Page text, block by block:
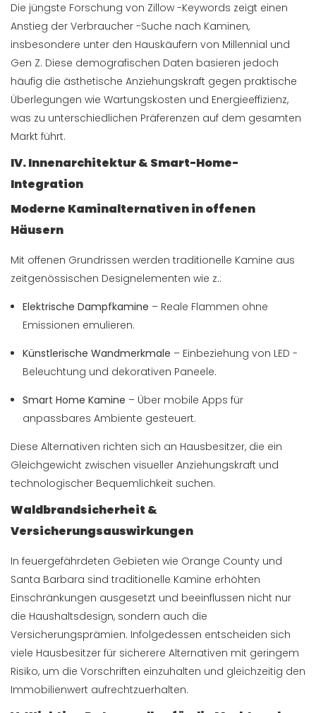
Die jüngste Forschung von Zillow -Keywords zeigt einen
Anstieg der Verbraucher -Suche nach Kaminen,
insbesondere unter den Hauskäufern von Millennial und
Gen Z. Diese demografischen Daten basieren jedoch
häufig die ästhetische Anziehungskraft gegen praktische
Überlegungen wie Wartungskosten und Energieeffizienz,
was zu unterschiedlichen Präferenzen auf dem gesamten
Markt führt.
IV. Innenarchitektur & Smart-Home-
Integration
Moderne Kaminalternativen in offenen
Häusern
Mit offenen Grundrissen werden traditionelle Kamine aus
zeitgenössischen Designelementen wie z.:
Elektrische Dampfkamine – Reale Flammen ohne
Emissionen emulieren.
Künstlerische Wandmerkmale – Einbeziehung von LED -
Beleuchtung und dekorativen Paneele.
Smart Home Kamine – Über mobile Apps für
anpassbares Ambiente gesteuert.
Diese Alternativen richten sich an Hausbesitzer, die ein
Gleichgewicht zwischen visueller Anziehungskraft und
technologischer Bequemlichkeit suchen.
Waldbrandsicherheit &
Versicherungsauswirkungen
In feuergefährdeten Gebieten wie Orange County und
Santa Barbara sind traditionelle Kamine erhöhten
Einschränkungen ausgesetzt und beeinflussen nicht nur
die Haushaltsdesign, sondern auch die
Versicherungsprämien. Infolgedessen entscheiden sich
viele Hausbesitzer für sicherere Alternativen mit geringem
Risiko, um die Vorschriften einzuhalten und gleichzeitig den
Immobilienwert aufrechtzuerhalten.